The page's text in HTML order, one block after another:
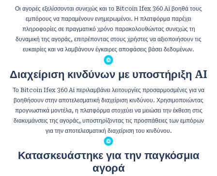
Οι αγορές εξελίσσονται συνεχώς και το Bitcoin Ifex 360 Ai βοηθά τους
εμπόρους να παραμένουν ενημερωμένοι. Η πλατφόρμα παρέχει
πληροφορίες σε πραγματικό χρόνο παρακολουθώντας συνεχώς τη
δυναμική της αγοράς, επιτρέποντας στους χρήστες να αξιοποιήσουν τις
ευκαιρίες και να λαμβάνουν έγκαιρες αποφάσεις βάσει δεδομένων.
Διαχείριση κινδύνων με υποστήριξη AI
Το Bitcoin Ifex 360 Ai περιλαμβάνει λειτουργίες προσαρμοσμένες για να
βοηθήσουν στην αποτελεσματική διαχείριση κινδύνου. Χρησιμοποιώντας
προγνωστικά μοντέλα, η πλατφόρμα στοχεύει να μειώσει την έκθεση στις
διακυμάνσεις της αγοράς, υποστηρίζοντας τις προσπάθειες των εμπόρων
για την αποτελεσματική διαχείριση του κινδύνου.
Κατασκευάστηκε για την παγκόσμια
αγορά